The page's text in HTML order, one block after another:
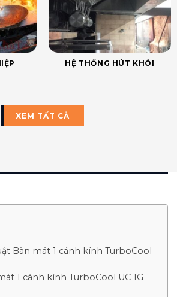
HỆ THỐNG HÚT KHÓI
XEM TẤT CẢ
Bàn mát 1 cánh kính TurboCool
1 cánh kính TurboCool UC 1G